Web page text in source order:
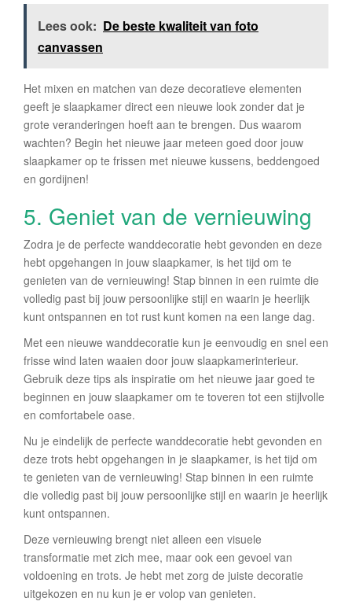
Lees ook: De beste kwaliteit van foto
canvassen
Het mixen en matchen van deze decoratieve elementen
geeft je slaapkamer direct een nieuwe look zonder dat je
grote veranderingen hoeft aan te brengen. Dus waarom
wachten? Begin het nieuwe jaar meteen goed door jouw
slaapkamer op te frissen met nieuwe kussens, beddengoed
en gordijnen!
5. Geniet van de vernieuwing
Zodra je de perfecte wanddecoratie hebt gevonden en deze
hebt opgehangen in jouw slaapkamer, is het tijd om te
genieten van de vernieuwing! Stap binnen in een ruimte die
volledig past bij jouw persoonlijke stijl en waarin je heerlijk
kunt ontspannen en tot rust kunt komen na een lange dag.
Met een nieuwe wanddecoratie kun je eenvoudig en snel een
frisse wind laten waaien door jouw slaapkamerinterieur.
Gebruik deze tips als inspiratie om het nieuwe jaar goed te
beginnen en jouw slaapkamer om te toveren tot een stijlvolle
en comfortabele oase.
Nu je eindelijk de perfecte wanddecoratie hebt gevonden en
deze trots hebt opgehangen in je slaapkamer, is het tijd om
te genieten van de vernieuwing! Stap binnen in een ruimte
die volledig past bij jouw persoonlijke stijl en waarin je heerlijk
kunt ontspannen.
Deze vernieuwing brengt niet alleen een visuele
transformatie met zich mee, maar ook een gevoel van
voldoening en trots. Je hebt met zorg de juiste decoratie
uitgekozen en nu kun je er volop van genieten.